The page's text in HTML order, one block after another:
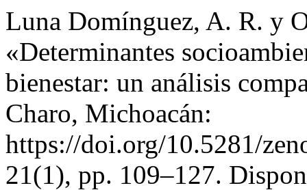
Luna Domínguez, A. R. y
«Determinantes
bienestar: un análisis
Charo, Michoacán:
https://doi.org/10.5281/
21(1), pp. 109–127.